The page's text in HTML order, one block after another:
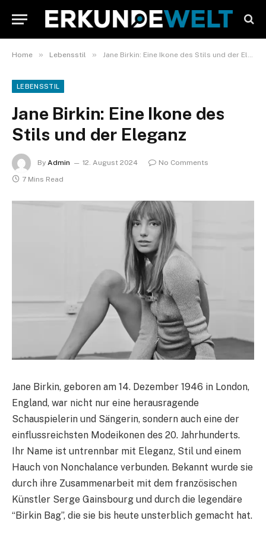
Home » Lebensstil » Jane Birkin: Eine Ikone des Stils und der Eleganz
LEBENSSTIL
Jane Birkin: Eine Ikone des
Stils und der Eleganz
By Admin 12. August 2024
No Comments
7 Mins Read
Jane Birkin, geboren am 14. Dezember 1946 in London,
England, war nicht nur eine herausragende
Schauspielerin und Sängerin, sondern auch eine der
einflussreichsten Modeikonen des 20. Jahrhunderts.
Ihr Name ist untrennbar mit Eleganz, Stil und einem
Hauch von Nonchalance verbunden. Bekannt wurde sie
durch ihre Zusammenarbeit mit dem französischen
Künstler Serge Gainsbourg und durch die legendäre
“Birkin Bag”, die sie bis heute unsterblich gemacht hat.